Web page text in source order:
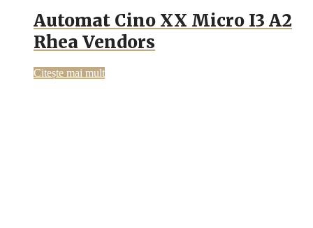
Automat Cino XX Micro I3 A2
Rhea Vendors
Citește mai mult